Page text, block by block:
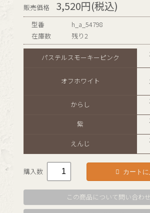
販売価格 3,520円(税込)
型番
h_a_54798
在庫数
残り2
パステルスモーキーピンク
オフホワイト
からし
紫
えんじ
購入数 カート
この商品について問い合わ